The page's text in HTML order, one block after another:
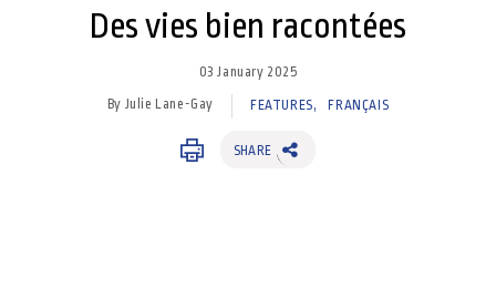
Des vies bien racontées
03 January 2025
By Julie Lane-Gay FEATURES FRANÇAIS
SHARE